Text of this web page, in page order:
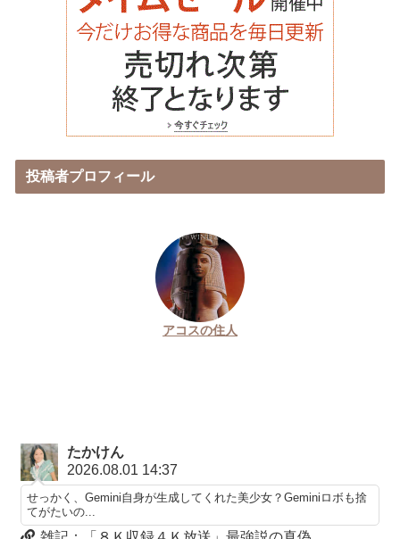
投稿者プロフィール
アコスの住人
たかけん
2026.08.01 14:37
せっかく、Gemini自身が生成してくれた美少女？Geminiロボも捨
てがたいの...